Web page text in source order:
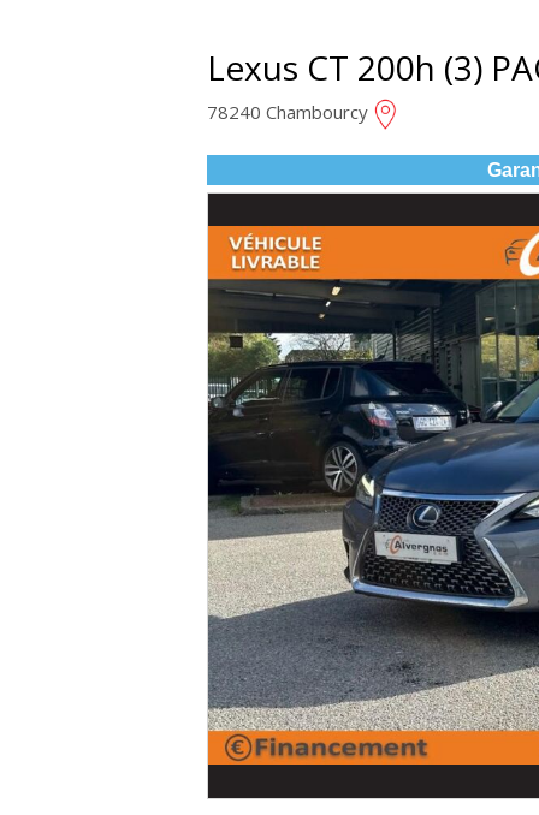
Lexus CT 200h (3)
78240 Chambourcy